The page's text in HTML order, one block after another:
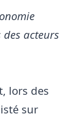
acteurs
lors des
sur